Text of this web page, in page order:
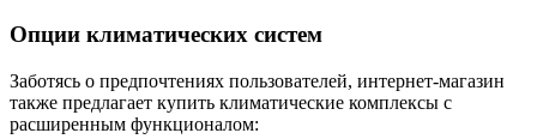
Опции климатических систем
Заботясь о предпочтениях пользователей, интернет-магазин
также предлагает купить климатические комплексы с
расширенным функционалом: